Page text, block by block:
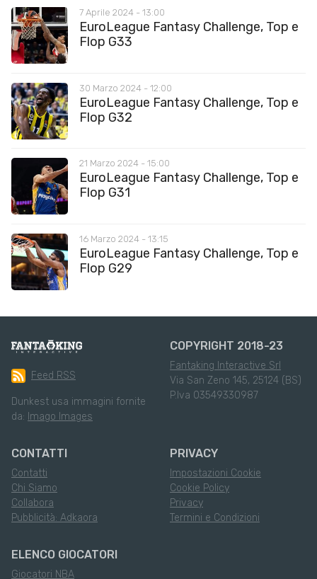
7 Aprile 2024 - 13:00
EuroLeague Fantasy Challenge, Top e
Flop G33
30 Marzo 2024 - 12:00
EuroLeague Fantasy Challenge, Top e
Flop G32
21 Marzo 2024 - 15:00
EuroLeague Fantasy Challenge, Top e
Flop G31
16 Marzo 2024 - 13:15
EuroLeague Fantasy Challenge, Top e
Flop G29
Feed RSS
Dunkest usa immagini fornite
da: Imago Images
COPYRIGHT 2018-23
Fantaking Interactive Srl
Via San Zeno 145, 25124 (BS)
P.Iva 03549330987
CONTATTI
Contatti
Chi Siamo
Collabora
Pubblicità: Adkaora
PRIVACY
Impostazioni Cookie
Cookie Policy
Privacy
Termini e Condizioni
ELENCO GIOCATORI
Giocatori NBA